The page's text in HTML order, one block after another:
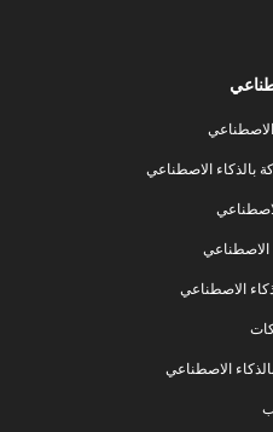
الاصطناعي
بالذكاء الاصطناعي
الاصطناعي
الاصطناعي
الاصطناعي